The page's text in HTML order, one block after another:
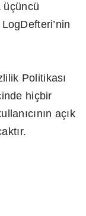
üçüncü
Politikası
hiçbir
açık